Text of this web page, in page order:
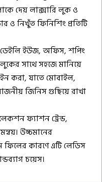
দেয় লাক্সারি লুক ও
ও নিখুঁত ফিনিশিং প্রতিটি
ডেইলি ইউজ, অফিস, শপিং
সাথে সহজে মানিয়ে
করা, যাতে মোবাইল,
জিনিস গুছিয়ে রাখা
ফ্যাশন ট্রেন্ড,
উচ্চমানের
ফিলের কারণে এটি লেডিস
চয়েস।